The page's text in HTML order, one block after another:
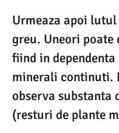
Urmeaza apoi lutul
greu. Uneori poate
fiind in
minerali continuti.
observa substanta
(resturi de plante